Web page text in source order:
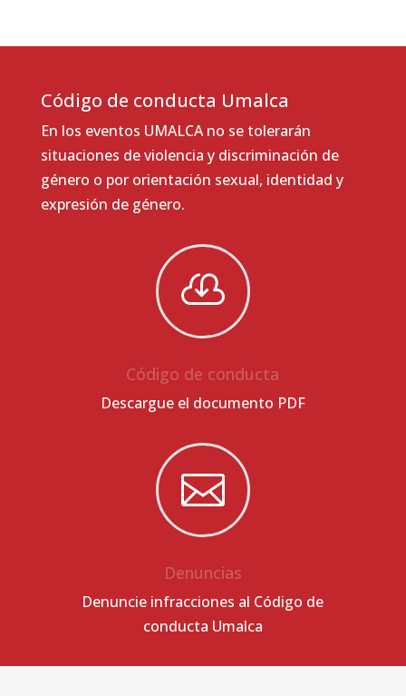
Código de conducta Umalca
En los eventos UMALCA no se tolerarán
situaciones de violencia y discriminación de
género o por orientación sexual, identidad y
expresión de género.

Código de conducta
Descargue el documento PDF

Denuncias
Denuncie infracciones al Código de
conducta Umalca